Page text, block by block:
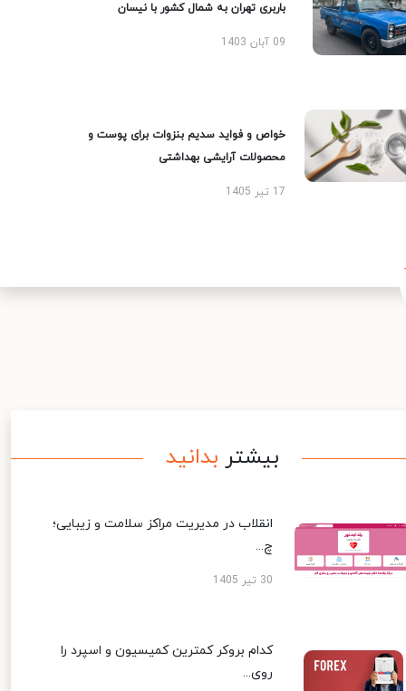
باربری تهران به شمال کشور با نیسان
09 آبان 1403
خواص و فواید سدیم بنزوات برای پوست و
محصولات آرایشی بهداشتی
17 تیر 1405
بیشتر بدانید
انقلاب در مدیریت مراکز سلامت و زیبایی؛
چ...
30 تیر 1405
کدام بروکر کمترین کمیسیون و اسپرد را
روی...